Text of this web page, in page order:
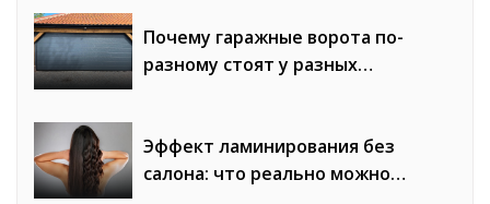
Почему гаражные ворота по-
разному стоят у разных
Эффект ламинирования без
салона: что реально можно